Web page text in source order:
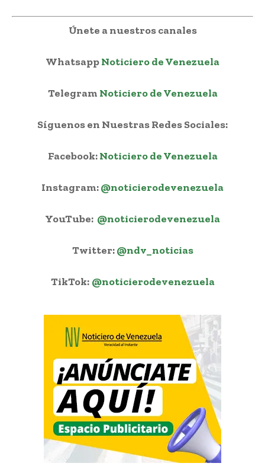
Únete a nuestros canales
WhatsappNoticiero de Venezuela
Telegram Noticiero de Venezuela
Síguenos en Nuestras Redes Sociales:
Facebook:Noticiero de Venezuela
Instagram:@noticierodevenezuela
YouTube: @noticierodevenezuela
Twitter:@ndv_noticias
TikTok: @noticierodevenezuela